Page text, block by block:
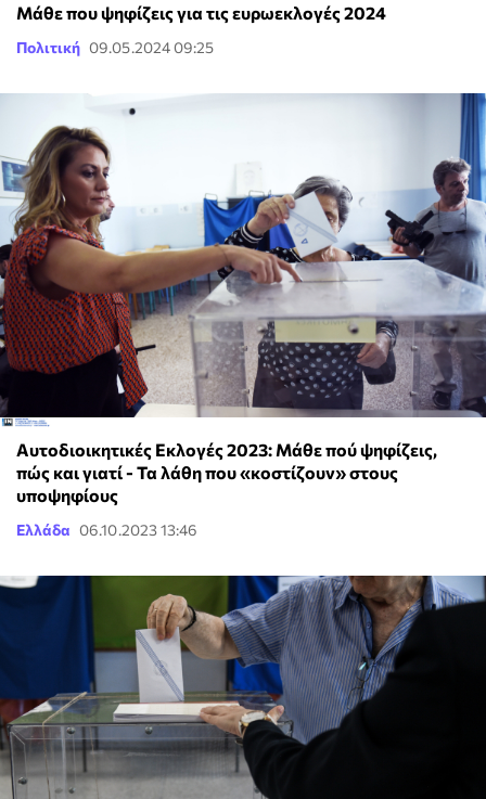
Μάθε που ψηφίζεις για τις ευρωεκλογές 2024
Πολιτική 09.05.2024 09:25
Αυτοδιοικητικές Εκλογές 2023: Μάθε πού ψηφίζεις,
πώς και γιατί - Τα λάθη που «κοστίζουν» στους
υποψηφίους
Ελλάδα 06.10.2023 13:46